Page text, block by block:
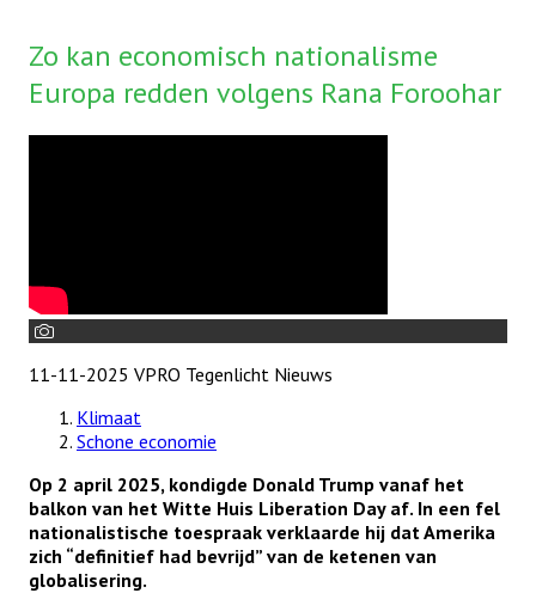
Zo kan economisch nationalisme
Europa redden volgens Rana Foroohar
11-11-2025 VPRO Tegenlicht Nieuws
Klimaat
Schone economie
Op 2 april 2025, kondigde Donald Trump vanaf het
balkon van het Witte Huis Liberation Day af. In een fel
nationalistische toespraak verklaarde hij dat Amerika
zich “definitief had bevrijd” van de ketenen van
globalisering.